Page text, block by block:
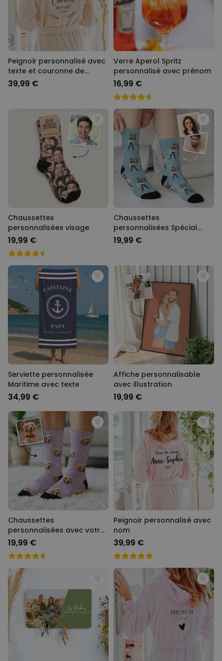
Peignoir personnalisé avec
texte et couronne de
laurier
39,99 €
Verre Aperol Spritz
personnalisé avec prénom
16,99 €
Chaussettes
personnalisées visage
19,99 €
Chaussettes
personnalisées Spécial
Mariage avec 2 visages
19,99 €
Serviette personnalisée
Maritime avec texte
34,99 €
Affiche personnalisable
avec illustration
19,99 €
Chaussettes
personnalisées avec votre
animal de compagnie
19,99 €
Peignoir personnalisé avec
nom
39,99 €